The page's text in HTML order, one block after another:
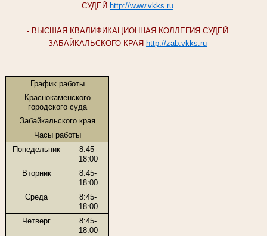
СУДЕЙ http://www.vkks.ru
- ВЫСШАЯ КВАЛИФИКАЦИОННАЯ КОЛЛЕГИЯ СУДЕЙ
ЗАБАЙКАЛЬСКОГО КРАЯ http://zab.vkks.ru
График работы
Краснокаменского
городского суда
Забайкальского края
Часы работы
Понедельник
8:45-
18:00
Вторник
8:45-
18:00
Среда
8:45-
18:00
Четверг
8:45-
18:00